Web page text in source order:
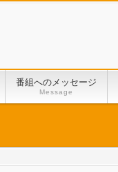
番組へのメッセージ
Message